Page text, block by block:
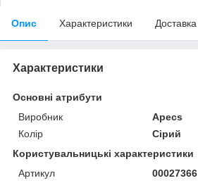
Опис Характеристики Доставка
Характеристики
Основні атрибути
Виробник
Apecs
Колір
Сірий
Користувальницькі характеристики
Артикул
00027366